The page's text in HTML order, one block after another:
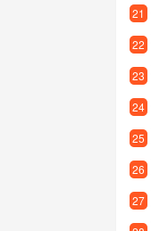
21
22
23
24
25
26
27